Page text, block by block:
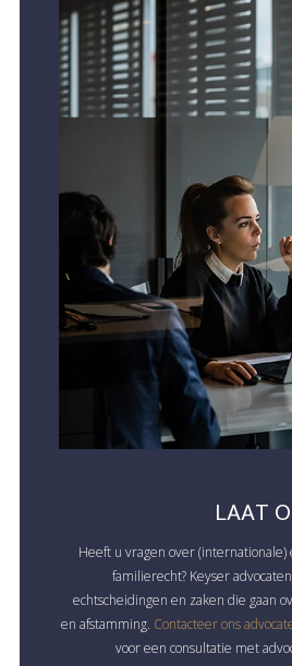
LAAT
Heeft u vragen over (internationale)
familierecht? Keyser
echtscheidingen en zaken die gaan
en afstamming. Contacteer ons
voor een consultatie met